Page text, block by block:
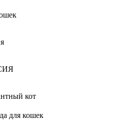
кот
для кошек